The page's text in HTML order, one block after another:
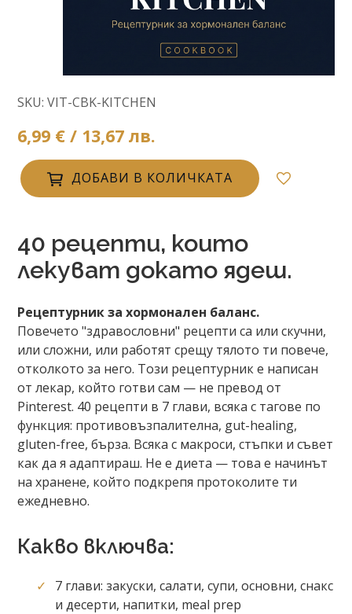
SKU: VIT-CBK-KITCHEN
6,99 € / 13,67 лв.
ДОБАВИ В КОЛИЧКАТА
40 рецепти, които
лекуват докато ядеш.
Рецептурник за хормонален баланс.
Повечето "здравословни" рецепти са или скучни,
или сложни, или работят срещу тялото ти повече,
отколкото за него. Този рецептурник е написан
от лекар, който готви сам — не превод от
Pinterest. 40 рецепти в 7 глави, всяка с тагове по
функция: противовъзпалителна, gut-healing,
gluten-free, бърза. Всяка с макроси, стъпки и съвет
как да я адаптираш. Не е диета — това е начинът
на хранене, който подкрепя протоколите ти
ежедневно.
Какво включва:
7 глави: закуски, салати, супи, основни, снакс
и десерти, напитки, meal prep